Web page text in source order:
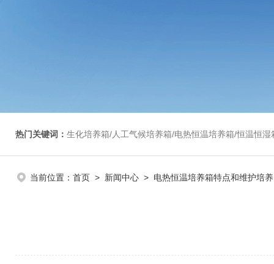
热门关键词： 生化培养箱/人工气候培养箱/电热恒温培养箱/恒温恒湿箱/光照培养箱/二氧化碳培养箱
当前位置： 首页 > 新闻中心 > 电热恒温培养箱特点和维护培养